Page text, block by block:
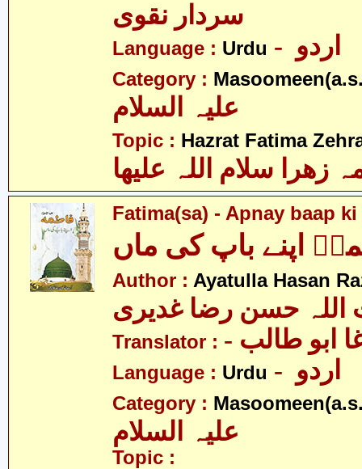
سردار نقوی
Language : Urdu
Category :
Topic : Hazrat Fatima
زھرا سلام اللہ علیھا
Fatima(sa) - Apnay baap ki
اپنے باپ کی ماں
Author : Ayatulla Hasan
اللہ حسن رضا غدیری
Translator : ابو طالب
Language : Urdu
Category :
Topic :